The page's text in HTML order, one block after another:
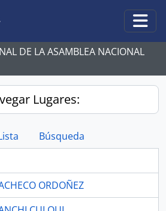
DE LA ASAMBLEA NACIONAL
Lugares:
Búsqueda
ORDOÑEZ